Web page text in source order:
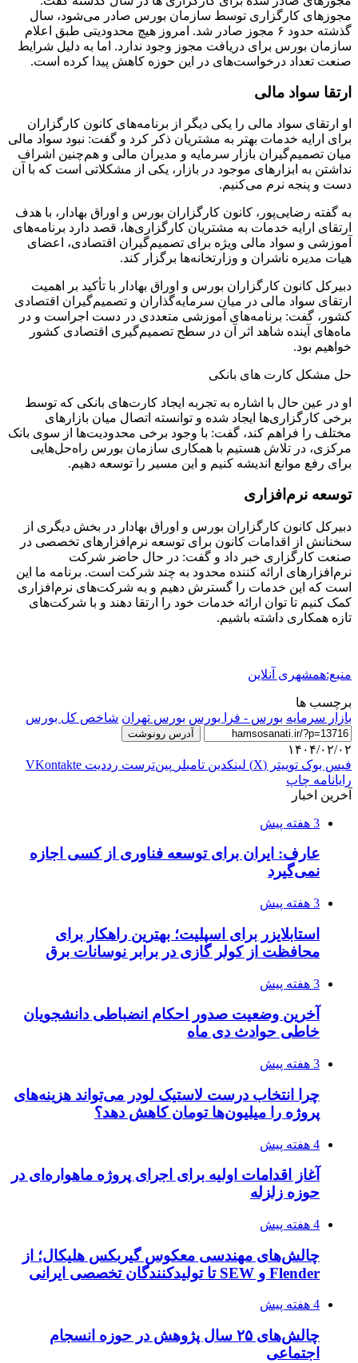
مجوزهای کارگزاری توسط سازمان بورس صادر می‌شود، سال
گذشته حدود ۶ مجوز صادر شد. امروز هیچ محدودیتی طبق اعلام
سازمان بورس برای دریافت مجوز وجود ندارد. اما به دلیل شرایط
صنعت تعداد درخواست‌های در این حوزه کاهش پیدا کرده است.
ارتقا سواد مالی
او ارتقای سواد مالی را یکی دیگر از برنامه‌های کانون کارگزاران
برای ارایه خدمات بهتر به مشتریان ذکر کرد و گفت: نبود سواد مالی
میان تصمیم‌گیران بازار سرمایه و مدیران مالی و هم‌چنین اشراف
نداشتن به ابزارهای موجود در بازار، یکی از مشکلاتی است که با آن
دست و پنجه نرم می‌کنیم.
به گفته رضایی‌پور، کانون کارگزاران بورس و اوراق بهادار، با هدف
ارتقای ارایه خدمات به مشتریان کارگزاری‌ها، قصد دارد برنامه‌های
آموزشی و سواد مالی ویژه برای تصمیم‌گیران اقتصادی، اعضای
هیات مدیره ناشران و وزارتخانه‌ها برگزار کند.
دبیرکل کانون کارگزاران بورس و اوراق بهادار با تأکید بر اهمیت
ارتقای سواد مالی در میان سرمایه‌گذاران و تصمیم‌گیران اقتصادی
کشور، گفت: برنامه‌های آموزشی متعددی در دست اجراست و در
ماه‌های آینده شاهد اثر آن در سطح تصمیم‌گیری اقتصادی کشور
خواهیم بود.
حل مشکل کارت های بانکی
او در عین حال با اشاره به تجربه ایجاد کارت‌های بانکی که توسط
برخی کارگزاری‌ها ایجاد شده و توانسته اتصال میان بازارهای
مختلف را فراهم کند، گفت: با وجود برخی محدودیت‌ها از سوی بانک‌
مرکزی، در تلاش هستیم با همکاری سازمان بورس راه‌حل‌هایی
برای رفع موانع اندیشه کنیم و این مسیر را توسعه دهیم.
توسعه نرم‌افزاری
دبیرکل کانون کارگزاران بورس و اوراق بهادار در بخش دیگری از
سخنانش از اقدامات کانون برای توسعه نرم‌افزارهای تخصصی در
صنعت کارگزاری خبر داد و گفت: در حال حاضر شرکت‌
نرم‌افزارهای ارائه کننده محدود به چند شرکت است. برنامه ما این
است که این خدمات را گسترش دهیم و به شرکت‌های نرم‌افزاری
کمک کنیم تا توان ارائه خدمات خود را ارتقا دهند و با شرکت‌های
تازه همکاری داشته باشیم.
منبع:همشهری آنلاین
برچسب ها
بازار سرمایه بورس - فرا بورس بورس تهران شاخص کل بورس
آدرس رونوشت
۱۴۰۴/۰۲/۰۲
فیس بوک توییتر (X) لینکدین ‫تامبلر ‫پین‌ترست ‫رددیت ‫VKontakte
رایانامه چاپ
آخرین اخبار
3 هفته پیش
عارف: ایران برای توسعه فناوری از کسی اجازه
نمی‌گیرد
3 هفته پیش
استابلایزر برای اسپلیت؛ بهترین راهکار برای
محافظت از کولر گازی در برابر نوسانات برق
3 هفته پیش
آخرین وضعیت صدور احکام انضباطی دانشجویان
خاطی حوادث دی ماه
3 هفته پیش
چرا انتخاب درست لاستیک لودر می‌تواند هزینه‌های
پروژه را میلیون‌ها تومان کاهش دهد؟
4 هفته پیش
آغاز اقدامات اولیه برای اجرای پروژه ماهواره‌ای در
حوزه زلزله
4 هفته پیش
چالش‌های مهندسی معکوس گیربکس هلیکال؛ از
Flender و SEW تا تولیدکنندگان تخصصی ایرانی
4 هفته پیش
چالش‌های ۲۵ سال پژوهش در حوزه انسجام
اجتماعی